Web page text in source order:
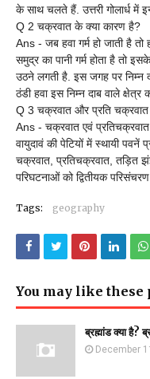
के साथ चलते हैं. उत्तरी गोलार्ध में
Q 2 चक्रवात के क्या कारण है?
Ans - जब हवा गर्म हो जाती है
समुद्र का पानी गर्म होता है तो
उठने लगती है. इस जगह पर निम्न
ठंडी हवा इस निम्न दाब वाले
Q 3 चक्रवात और प्रति चक्रवात
Ans - चक्रवात एवं
वायुदावं की पेटियों में स्थायी पवनें
चक्रवात, प्रतिचक्रवात, तड़ित
परिघटनाओं को द्वितीयक परिसंचरण
Tags: geography
You may like these
ब्रह्मांड क्या है?
December